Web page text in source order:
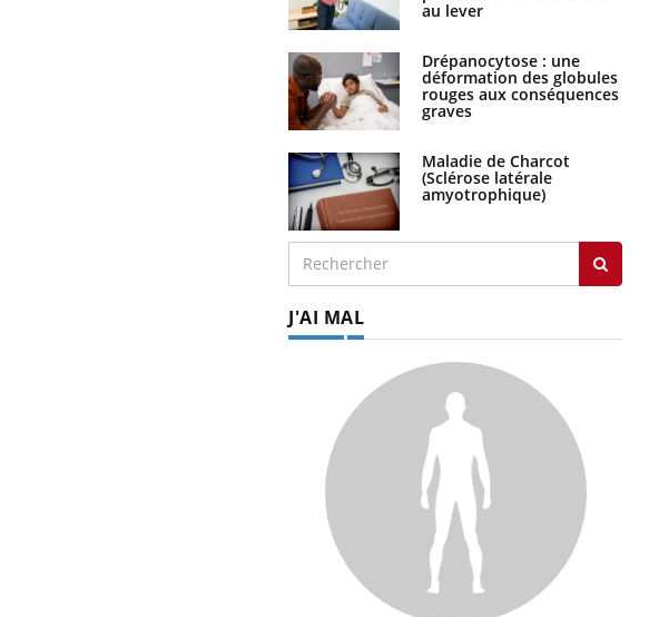
au lever
Drépanocytose : une
déformation des globules
rouges aux conséquences
graves
Maladie de Charcot
(Sclérose latérale
amyotrophique)
J'AI MAL